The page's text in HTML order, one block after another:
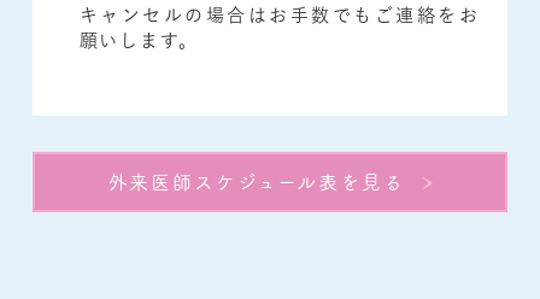
キャンセルの場合はお手数でもご連絡をお
願いします。
外来医師スケジュール表を見る